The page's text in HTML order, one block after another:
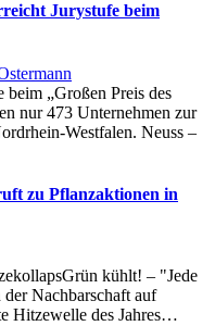
Jurystufe beim
„Großen Preis des
nur 473 Unternehmen zur
Westfalen. Neuss –
zu Pflanzaktionen in
kühlt! – "Jede
Nachbarschaft auf
Hitzewelle des Jahres…